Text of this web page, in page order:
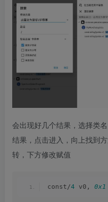
会出现好几个结果，选择类
结果，点击进入，向上找到
转，下方修改赋值
const/4 v0, 0x1